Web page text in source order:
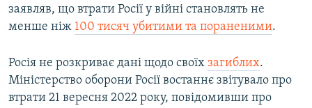
заявляв, що втрати Росії у війні становлять не
менше ніж 100 тисяч убитими та пораненими.
Росія не розкриває дані щодо своїх загиблих.
Міністерство оборони Росії востаннє звітувало про
втрати 21 вересня 2022 року, повідомивши про